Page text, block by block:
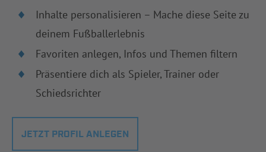
Inhalte personalisieren – Mache diese Seite zu
deinem Fußballerlebnis
Favoriten anlegen, Infos und Themen filtern
Präsentiere dich als Spieler, Trainer oder
Schiedsrichter
JETZT PROFIL ANLEGEN